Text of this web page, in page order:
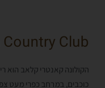
Club
הקולונה קאנטרי קלאב הוא
כוכבים, במרחב כפרי מעט